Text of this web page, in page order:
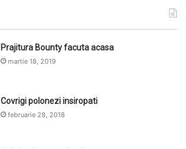
Prajitura Bounty facuta acasa
martie 18, 2019
Covrigi polonezi insiropati
februarie 28, 2018